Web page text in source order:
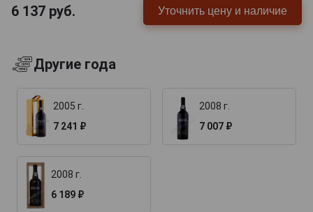
6 137 руб. Уточнить цену и наличие
Другие года
2005 г.
7 241 ₽
2008 г.
7 007 ₽
2008 г.
6 189 ₽